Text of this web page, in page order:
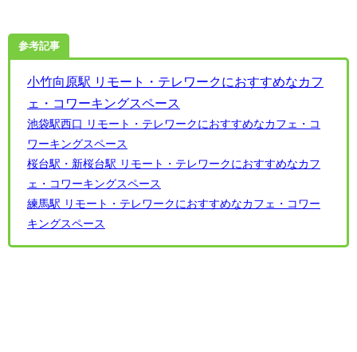
参考記事
小竹向原駅 リモート・テレワークにおすすめなカフ
ェ・コワーキングスペース
池袋駅西口 リモート・テレワークにおすすめなカフェ・コ
ワーキングスペース
桜台駅・新桜台駅 リモート・テレワークにおすすめなカフ
ェ・コワーキングスペース
練馬駅 リモート・テレワークにおすすめなカフェ・コワー
キングスペース